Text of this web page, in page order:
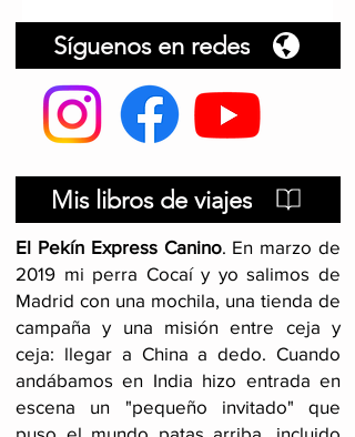
Síguenos en redes
Mis libros de viajes
El Pekín Express Canino. En marzo de
2019 mi perra Cocaí y yo salimos de
Madrid con una mochila, una tienda de
campaña y una misión entre ceja y
ceja: llegar a China a dedo. Cuando
andábamos en India hizo entrada en
escena un "pequeño invitado" que